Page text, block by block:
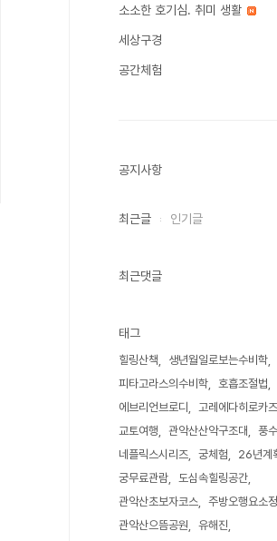
소소한 호기심. 취미 생활
세상구경
공간체험
공지사항
최근글 인기글
최근댓글
태그
힐링산책
생년월일로보는수비학
피타고라스의수비학
호흡조절법
에브리언브로디
고레에다히로카즈
교토여행
관악산산악구조대
풍
네플릭스시리즈
궁체험
26년계
궁무료관람
도심속힐링공간
관악산초보자코스
주방오행요소
관악산으뜸공원
유해진